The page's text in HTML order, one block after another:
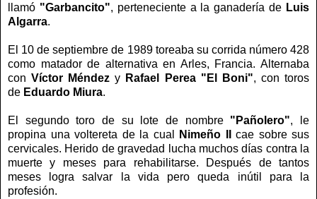
llamó "Garbancito", perteneciente a la ganadería de Luis
Algarra.
El 10 de septiembre de 1989 toreaba su corrida número 428
como matador de alternativa en Arles, Francia. Alternaba
conVíctor Méndez y Rafael Perea "El Boni", con toros
de Eduardo Miura.
El segundo toro de su lote de nombre "Pañolero", le
propina una voltereta de la cual
Nimeño II cae sobre sus
cervicales. Herido de gravedad lucha muchos días contra la
muerte y meses para rehabilitarse. Después de tantos
meses logra salvar la vida pero queda inútil para la
profesión.